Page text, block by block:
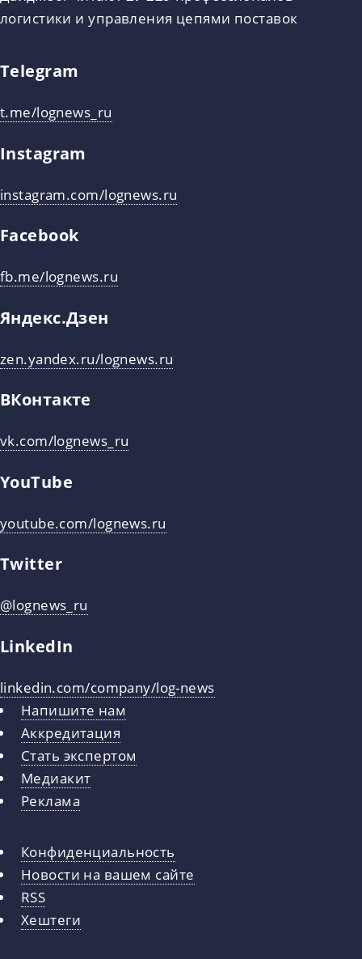
логистики и управления цепями поставок
Telegram
t.me/lognews_ru
Instagram
instagram.com/lognews.ru
Facebook
fb.me/lognews.ru
Яндекс.Дзен
zen.yandex.ru/lognews.ru
ВКонтакте
vk.com/lognews_ru
YouTube
youtube.com/lognews.ru
Twitter
@lognews_ru
LinkedIn
linkedin.com/company/log-news
Напишите нам
Аккредитация
Стать экспертом
Медиакит
Реклама
Конфиденциальность
Новости на вашем сайте
RSS
Хештеги